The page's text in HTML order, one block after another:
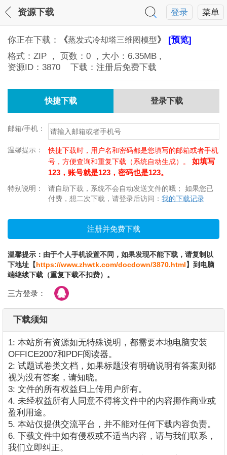
菜单
登录
资源下载
你正在下载： 《蒸发式冷却塔三维图模型》 [预览]
格式： ZIP ， 页数： 0 ，大小： 6.35MB ,
资源ID： 3870 下载：注册后免费下载
快捷下载 登录下载
邮箱/手机：
温馨提示：
快捷下载时，用户名和密码都是您填写的邮箱或者手机
号，方便查询和重复下载（系统自动生成）。 如填写
123，账号就是123，密码也是123。
特别说明：
请自助下载，系统不会自动发送文件的哦； 如果您已
付费，想二次下载，请登录后访问： 我的下载记录
温馨提示：由于个人手机设置不同，如果发现不能下载，请复制以
下地址【https://www.zhwtk.com/docdown/3870.html】到电脑
端继续下载（重复下载不扣费）。
三方登录：
下载须知
1: 本站所有资源如无特殊说明，都需要本地电脑安装
OFFICE2007和PDF阅读器。
2: 试题试卷类文档，如果标题没有明确说明有答案则都
视为没有答案，请知晓。
3: 文件的所有权益归上传用户所有。
4. 未经权益所有人同意不得将文件中的内容挪作商业或
盈利用途。
5. 本站仅提供交流平台，并不能对任何下载内容负责。
6. 下载文件中如有侵权或不适当内容，请与我们联系，
我们立即纠正。